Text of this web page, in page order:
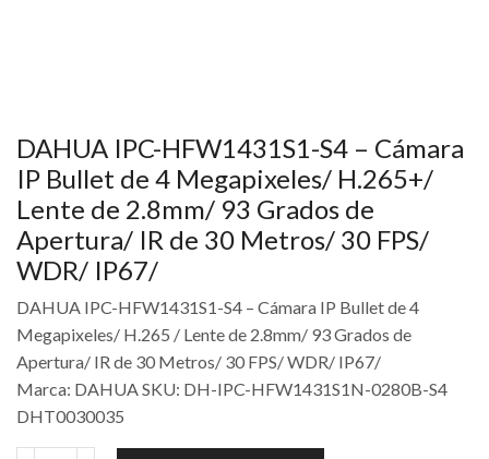
DAHUA IPC-HFW1431S1-S4 – Cámara
IP Bullet de 4 Megapixeles/ H.265+/
Lente de 2.8mm/ 93 Grados de
Apertura/ IR de 30 Metros/ 30 FPS/
WDR/ IP67/
DAHUA IPC-HFW1431S1-S4 – Cámara IP Bullet de 4
Megapixeles/ H.265 / Lente de 2.8mm/ 93 Grados de
Apertura/ IR de 30 Metros/ 30 FPS/ WDR/ IP67/
Marca: DAHUA SKU: DH-IPC-HFW1431S1N-0280B-S4
DHT0030035